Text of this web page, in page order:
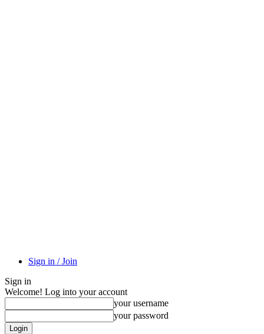
Sign in / Join
Sign in
Welcome! Log into your account
your username
your password